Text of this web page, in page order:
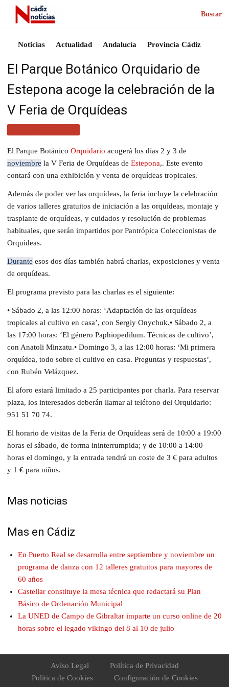
Buscar
Noticias Actualidad Andalucía Provincia Cádiz
El Parque Botánico Orquidario de
Estepona acoge la celebración de la
V Feria de Orquídeas
El Parque Botánico Orquidario acogerá los días 2 y 3 de
noviembre la V Feria de Orquídeas de Estepona,. Este evento
contará con una exhibición y venta de orquídeas tropicales.
Además de poder ver las orquídeas, la feria incluye la celebración
de varios talleres gratuitos de iniciación a las orquídeas, montaje y
trasplante de orquídeas, y cuidados y resolución de problemas
habituales, que serán impartidos por Pantrópica Coleccionistas de
Orquídeas.
Durante esos dos días también habrá charlas, exposiciones y venta
de orquídeas.
El programa previsto para las charlas es el siguiente:
• Sábado 2, a las 12:00 horas: ‘Adaptación de las orquídeas
tropicales al cultivo en casa’, con Sergiy Onychuk.• Sábado 2, a
las 17:00 horas: ‘El género Paphiopedilum. Técnicas de cultivo’,
con Anatoli Minzatu.• Domingo 3, a las 12:00 horas: ‘Mi primera
orquídea, todo sobre el cultivo en casa. Preguntas y respuestas’,
con Rubén Velázquez.
El aforo estará limitado a 25 participantes por charla. Para reservar
plaza, los interesados deberán llamar al teléfono del Orquidario:
951 51 70 74.
El horario de visitas de la Feria de Orquídeas será de 10:00 a 19:00
horas el sábado, de forma ininterrumpida; y de 10:00 a 14:00
horas el domingo, y la entrada tendrá un coste de 3 € para adultos
y 1 € para niños.
Mas noticias
Mas en Cádiz
En Puerto Real se desarrolla entre septiembre y noviembre un
programa de danza con 12 talleres gratuitos para mayores de
60 años
Castellar constituye la mesa técnica que redactará su Plan
Básico de Ordenación Municipal
La UNED de Campo de Gibraltar imparte un curso online de 20
horas sobre el legado vikingo del 8 al 10 de julio
Aviso Legal
Política de Privacidad
Política de Cookies
Configuración de Cookies